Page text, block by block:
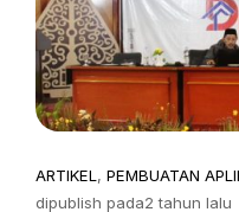
ARTIKEL , PEMBUATAN
dipublish pada2 tahun lalu